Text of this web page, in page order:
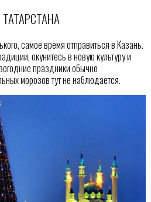
самое время отправиться в Казань.
окунитесь в новую культуру и
праздники обычно
морозов тут не наблюдается.